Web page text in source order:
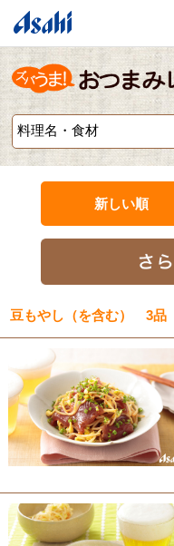
新しい順
豆もやし（を含む） 3品